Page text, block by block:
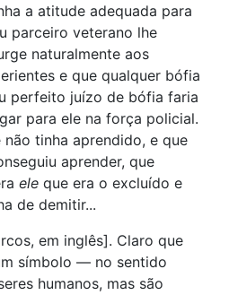
a atitude adequada para
parceiro veterano lhe
naturalmente aos
e que qualquer bófia
perfeito juízo de bófia faria
para ele na força policial.
tinha aprendido, e que
aprender, que
ele que era o excluído e
de demitir...
em inglês]. Claro que
símbolo — no sentido
humanos, mas são